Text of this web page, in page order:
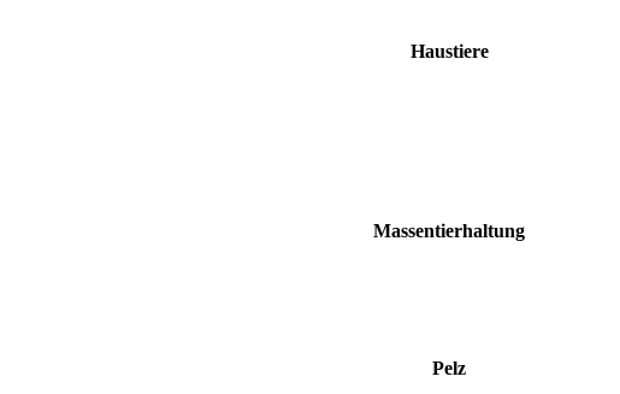
Haustiere
Massentierhaltung
Pelz